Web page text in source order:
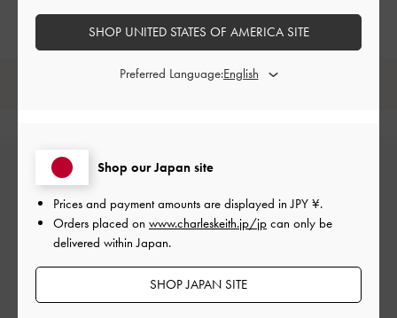
レビューは購入した方のみ投稿ができます。
カスタマーレビュー
Shop our Japan site
Prices and payment amounts are displayed inJPY ¥.
Orders placed on www.charleskeith.jp/jp can only be
delivered within Japan.
SHOP JAPAN SITE
SHOP UNITED STATES OF AMERICA SITE
Preferred Language: